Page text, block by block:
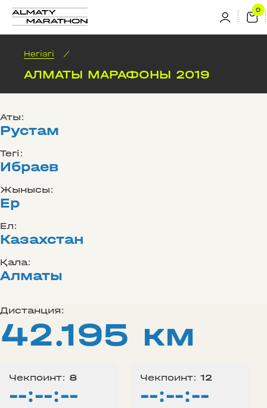
Негізгі /
АЛМАТЫ МАРАФОНЫ 2019
Аты:
Рустам
Тегі:
Ибраев
Жынысы:
Ер
Ел:
Казахстан
Қала:
Алматы
Дистанция:
42.195 км
Чекпоинт: 8
--:--:--
Чекпоинт: 12
--:--:--